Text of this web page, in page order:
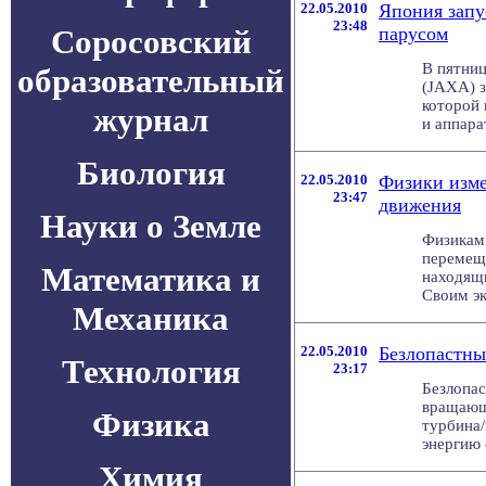
Соросовский
образовательный
журнал
Биология
Науки о Земле
Математика и
Механика
Технология
Физика
Химия
22.05.2010
23:48
Япония
парусом
В
(JAXA)
которой
и
22.05.2010
23:47
Физики
движения
Физикам
Своим
22.05.2010
23:17
энергию